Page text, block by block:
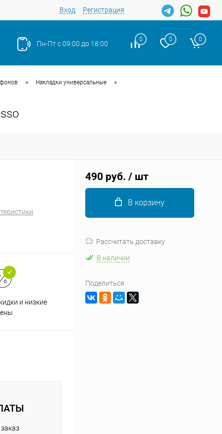
Вход Регистрация
Пн-Пт с 09:00 до 18:00
0 0 0
• Накладки универсальные •
и низкие
490 руб. / шт
В корзину
Рассчитать доставку
В наличии
Поделиться